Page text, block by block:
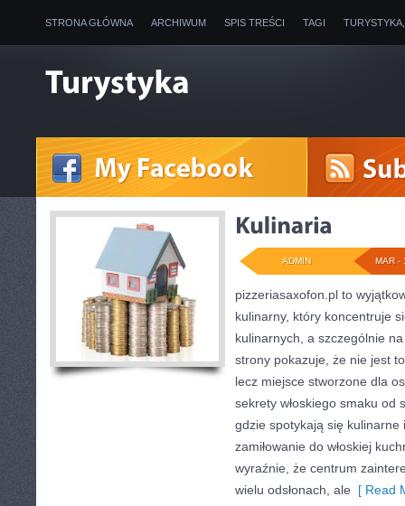
STRONA GŁÓWNA ARCHIWUM SPIS TREŚCI TAGI
MAR -
ADMIN
pizzeriasaxofon.pl to
kulinarny, który koncentruje
kulinarnych, a szczególnie
strony pokazuje, że nie jest
lecz miejsce stworzone dla
sekrety włoskiego smaku od
gdzie spotykają się
zamiłowanie do włoskiej
wyraźnie, że centrum
wielu odsłonach, ale [ Read